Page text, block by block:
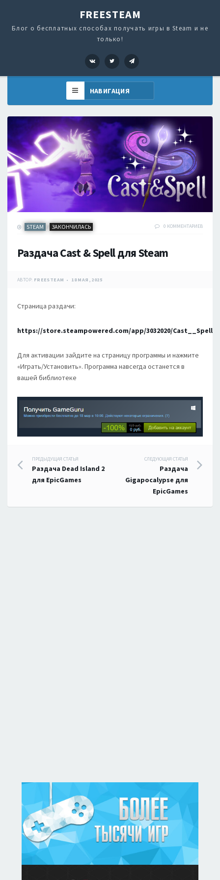
FREESTEAM
Блог о бесплатных способах получать игры в Steam и не
только!
VK Twitter
STEAM / ЗАКОНЧИЛАСЬ 0 КОММЕНТАРИЕВ
Раздача Cast & Spell для Steam
АВТОР: FREESTEAM 18 МАЯ, 2025
Страница раздачи:
https://store.steampowered.com/app/3032020/Cast__Spell
Для активации зайдите на страницу программы и нажмите
«Играть/Установить». Программа навсегда останется в
вашей библиотеке
Навигация
по
записям
ПРЕДЫДУЩАЯ СТАТЬЯ
Раздача Dead Island 2
для EpicGames
СЛЕДУЮЩАЯ СТАТЬЯ
Раздача
Gigapocalypse для
EpicGames